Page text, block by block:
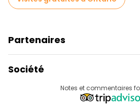
Partenaires
Connexion Du Fournisseur
Programme D’affiliation
Société
Notes et commentaires